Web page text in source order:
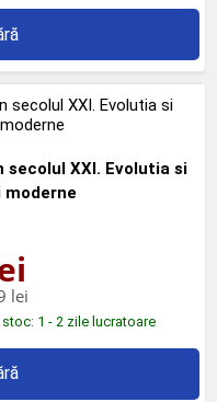
XXI. Evolutia si
lei
1 - 2 zile lucratoare